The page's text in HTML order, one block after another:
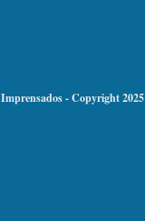
Imprensados - Copyright 2025